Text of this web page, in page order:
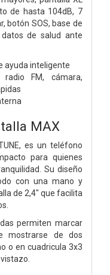
de hasta 104dB, 7
botón SOS, base de
de salud ante
ayuda inteligente
radio FM, cámara,
MAX
es un teléfono
para quienes
Su diseño
con una mano y
de 2,4″ que facilita
permiten marcar
mostrarse de dos
o en cuadricula 3x3